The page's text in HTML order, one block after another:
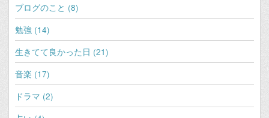
ブログのこと (8)
勉強 (14)
生きてて良かった日 (21)
音楽 (17)
ドラマ (2)